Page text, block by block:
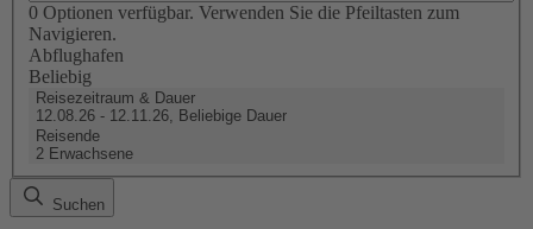
0 Optionen verfügbar. Verwenden Sie die Pfeiltasten zum
Navigieren.
Abflughafen
Beliebig
Reisezeitraum & Dauer
12.08.26 - 12.11.26, Beliebige Dauer
Reisende
2 Erwachsene
Suchen